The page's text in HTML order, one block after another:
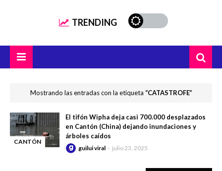
TRENDING
Mostrando las entradas con la etiqueta CATASTROFE
CANTÓN
El tifón Wipha deja casi 700.000 desplazados
en Cantón (China) dejando inundaciones y
árboles caídos
guilui viral julio 23, 2025